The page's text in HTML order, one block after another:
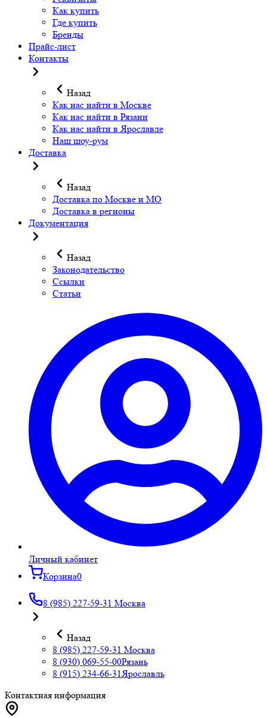
Как купить
Где купить
Бренды
Прайс-лист
Контакты
Назад
Как нас найти в Москве
Как нас найти в Рязани
Как нас найти в Ярославле
Наш шоу-рум
Доставка
Назад
Доставка по Москве и МО
Доставка в регионы
Документация
Назад
Законодательство
Ссылки
Статьи
Личный кабинет
Корзина0
8 (985) 227-59-31 Москва
Назад
8 (985) 227-59-31 Москва
8 (930) 069-55-00Рязань
8 (915) 234-66-31Ярославль
Контактная информация